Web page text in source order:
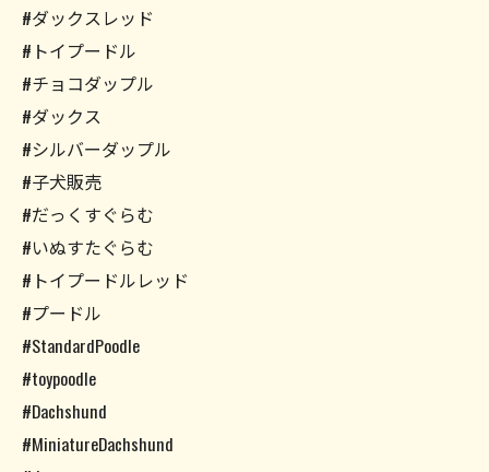
#ダックスレッド
#トイプードル
#チョコダップル
#ダックス
#シルバーダップル
#子犬販売
#だっくすぐらむ
#いぬすたぐらむ
#トイプードルレッド
#プードル
#StandardPoodle
#toypoodle
#Dachshund
#MiniatureDachshund